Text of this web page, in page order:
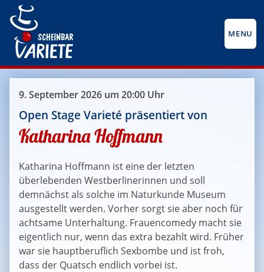
MENU
9. September 2026 um 20:00 Uhr
Open Stage Varieté präsentiert von
Katharina Hoffmann
Katharina Hoffmann ist eine der letzten
überlebenden Westberlinerinnen und soll
demnächst als solche im Naturkunde Museum
ausgestellt werden. Vorher sorgt sie aber noch für
achtsame Unterhaltung. Frauencomedy macht sie
eigentlich nur, wenn das extra bezahlt wird. Früher
war sie hauptberuflich Sexbombe und ist froh,
dass der Quatsch endlich vorbei ist.